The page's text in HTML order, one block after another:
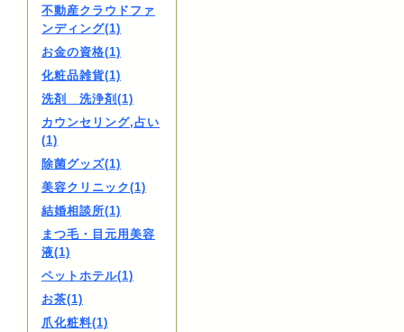
不動産クラウドファ
ンディング(1)
お金の資格(1)
化粧品雑貨(1)
洗剤 洗浄剤(1)
カウンセリング,占い
(1)
除菌グッズ(1)
美容クリニック(1)
結婚相談所(1)
まつ毛・目元用美容
液(1)
ペットホテル(1)
お茶(1)
爪化粧料(1)